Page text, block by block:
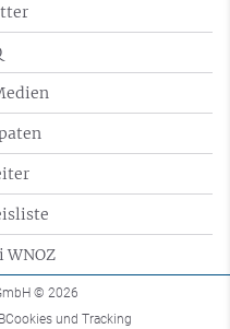
WNOZ
© 2026
Cookies und Tracking